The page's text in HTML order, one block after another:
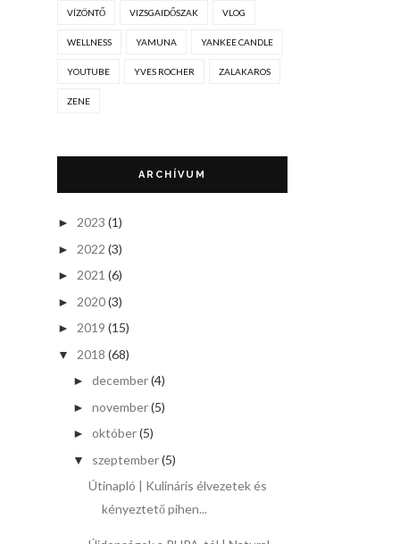
VÍZÖNTŐ VIZSGAIDŐSZAK VLOG
WELLNESS YAMUNA YANKEE CANDLE
YOUTUBE YVES ROCHER ZALAKAROS
ZENE
ARCHÍVUM
► 2023 (1)
► 2022 (3)
► 2021 (6)
► 2020(3)
► 2019 (15)
▼ 2018 (68)
► december(4)
► november(5)
► október(5)
▼ szeptember(5)
Útinapló | Kulináris élvezetek és
kényeztető pihen...